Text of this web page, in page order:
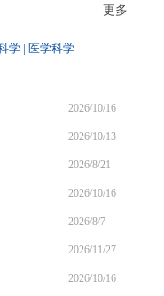
更多
学 | 医学科学
2026/10/16
2026/10/13
2026/8/21
2026/10/16
2026/8/7
2026/11/27
2026/10/16